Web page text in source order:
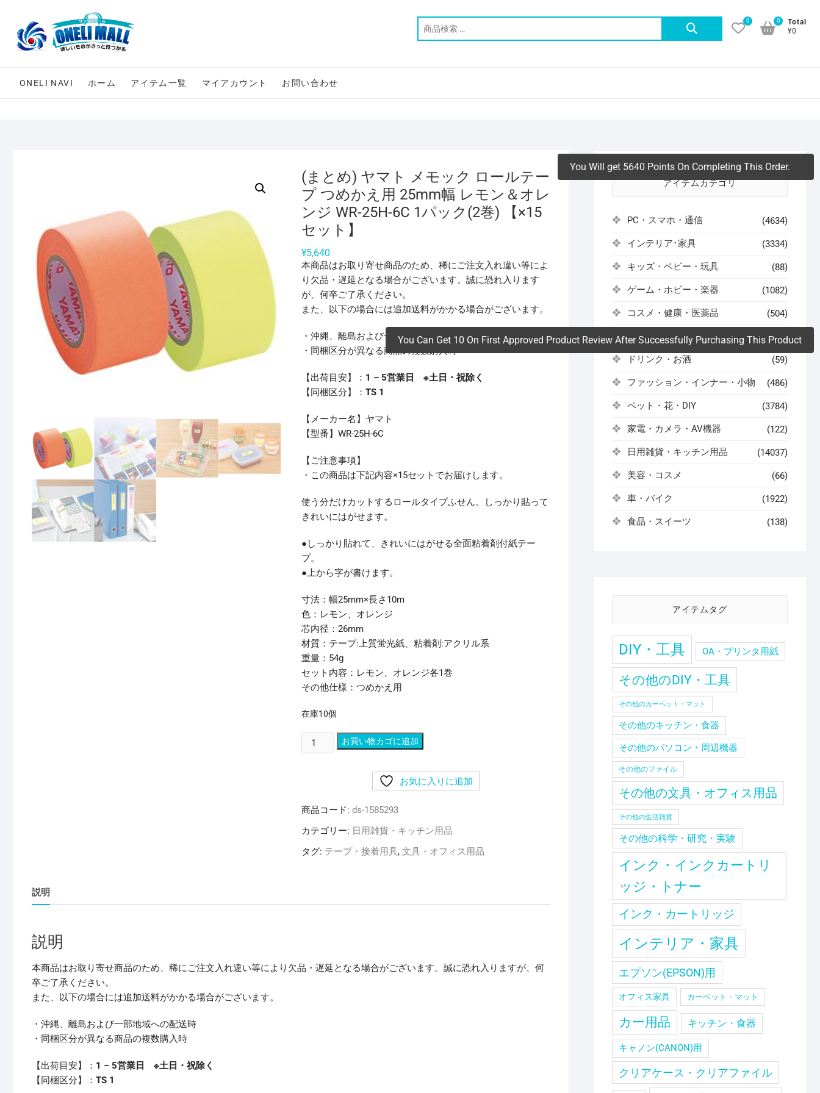
content
0
Total
¥0
0
ONELI NAVI ホーム アイテム一覧 マイアカウント お問い合わせ
(まとめ) ヤマト メモック ロールテー
プ つめかえ用 25mm幅 レモン＆オレ
ンジ WR-25H-6C 1パック(2巻) 【×15
セット】
¥5,640
本商品はお取り寄せ商品のため、稀にご注文入れ違い等によ
り欠品・遅延となる場合がございます。誠に恐れ入ります
が、何卒ご了承ください。
また、以下の場合には追加送料がかかる場合がございます。
・沖縄、離島および一部地域への配送時
・同梱区分が異なる商品の複数購入時
【出荷目安】： 1 – 5営業日 ※土日・祝除く
【同梱区分】： TS 1
【メーカー名】ヤマト
【型番】WR-25H-6C
【ご注意事項】
・この商品は下記内容×15セットでお届けします。
使う分だけカットするロールタイプふせん。しっかり貼って
きれいにはがせます。
●しっかり貼れて、きれいにはがせる全面粘着剤付紙テー
プ。
●上から字が書けます。
寸法：幅25mm×長さ10m
色：レモン、オレンジ
芯内径：26mm
材質：テープ:上質蛍光紙、粘着剤:アクリル系
重量：54g
セット内容：レモン、オレンジ各1巻
その他仕様：つめかえ用
在庫10個
You Will get 5640 Points On Completing This Order.
You Can Get 10 On First Approved Product Review After Successfully Purchasing This Product
(ま
と
ト
メ
ッ
つ
お買い物カゴに追加
お気に入りに追加
商品コード: ds-1585293
カテゴリー: 日用雑貨・キッチン用品
タグ: テープ・接着用具, 文具・オフィス用品
説明
説明
本商品はお取り寄せ商品のため、稀にご注文入れ違い等により欠品・遅延となる場合がございます。誠に恐れ入りますが、何
卒ご了承ください。
また、以下の場合には追加送料がかかる場合がございます。
・沖縄、離島および一部地域への配送時
・同梱区分が異なる商品の複数購入時
【出荷目安】： 1 – 5営業日 ※土日・祝除く
【同梱区分】： TS 1
アイテムカテゴリ
PC・スマホ・通信 (4634)
インテリア･家具 (3334)
キッズ・ベビー・玩具 (88)
ゲーム・ホビー・楽器 (1082)
コスメ・健康・医薬品 (504)
スポーツ・アウトドア (522)
ドリンク・お酒 (59)
ファッション・インナー・小物 (486)
ペット・花・DIY (3784)
家電・カメラ・AV機器 (122)
日用雑貨・キッチン用品 (14037)
美容・コスメ (66)
車・バイク (1922)
食品・スイーツ (138)
アイテムタグ
DIY・工具 OA・プリンタ用紙
その他のDIY・工具
その他のカーペット・マット
その他のキッチン・食器
その他のパソコン・周辺機器
その他のファイル
その他の文具・オフィス用品
その他の生活雑貨
その他の科学・研究・実験
インク・インクカートリ
ッジ・トナー
インク・カートリッジ
インテリア・家具
エプソン(EPSON)用
オフィス家具 カーペット・マット
カー用品 キッチン・食器
キャノン(CANON)用
クリアケース・クリアファイル